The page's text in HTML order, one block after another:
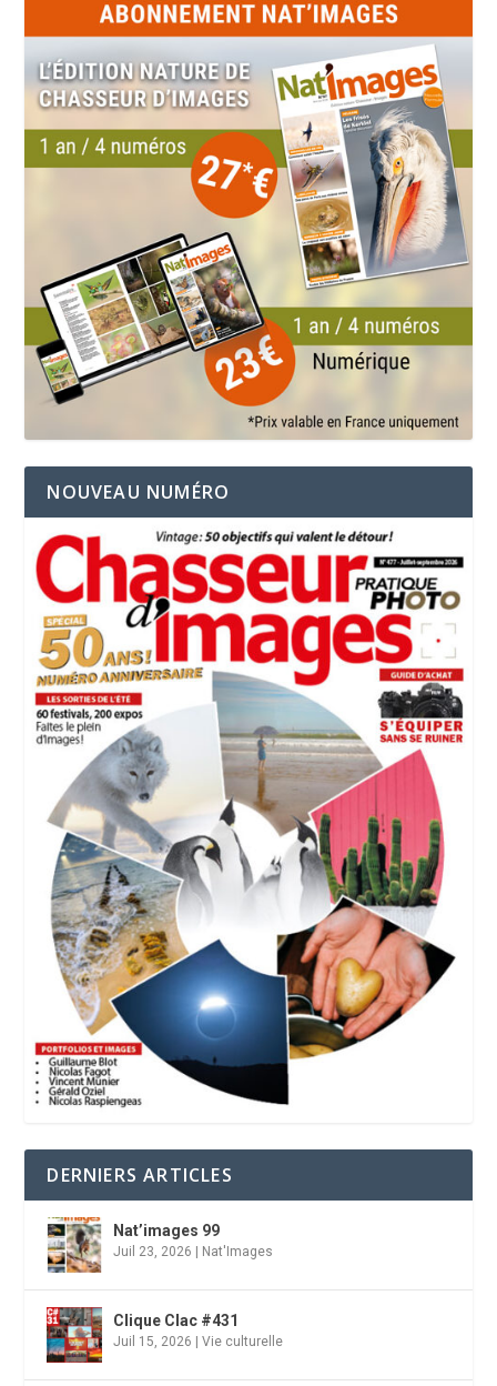
NOUVEAU NUMÉRO
DERNIERS ARTICLES
Nat’images 99
Juil 23, 2026 | Nat'Images
Clique Clac #431
Juil 15, 2026 |Vie culturelle